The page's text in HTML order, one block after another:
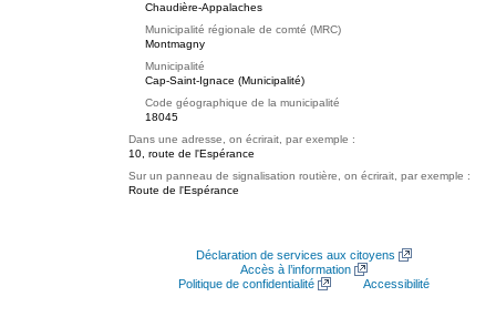
Chaudière-Appalaches
Municipalité régionale de comté (MRC)
Montmagny
Municipalité
Cap-Saint-Ignace (Municipalité)
Code géographique de la municipalité
18045
Dans une adresse, on écrirait, par exemple :
10, route de l'Espérance
Sur un panneau de signalisation routière, on écrirait, par exemple :
Route de l'Espérance
Déclaration de services aux citoyens
Accès à l’information
Politique de confidentialité
Accessibilité